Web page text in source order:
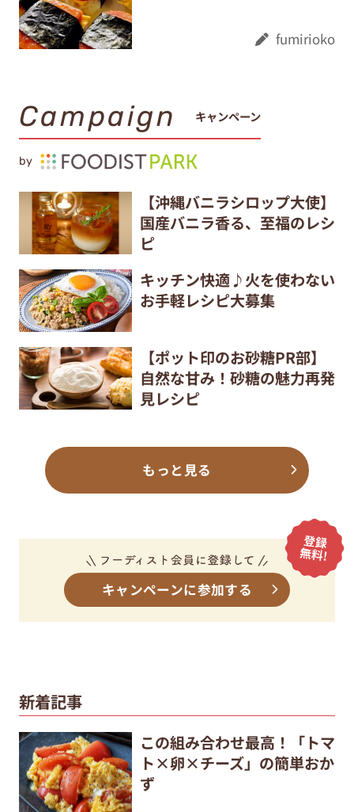
fumirioko
Campaign キャンペーン
by
【沖縄バニラシロップ大使】
国産バニラ香る、至福のレシ
ピ
キッチン快適♪火を使わない
お手軽レシピ大募集
【ポット印のお砂糖PR部】
自然な甘み！砂糖の魅力再発
見レシピ
もっと見る
キャンペーンに参加する
新着記事
この組み合わせ最高！「トマ
ト×卵×チーズ」の簡単おか
ず